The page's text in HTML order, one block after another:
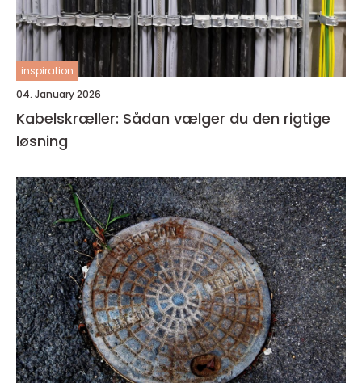
inspiration
04. January 2026
Kabelskræller: Sådan vælger du den rigtige
løsning